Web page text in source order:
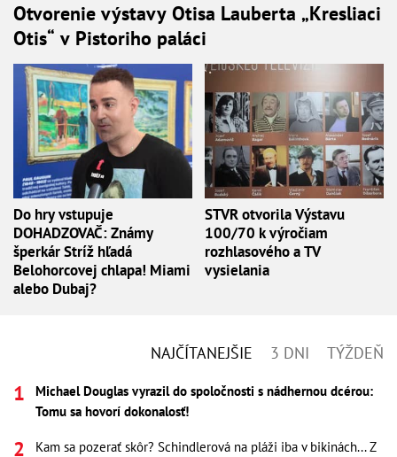
Otvorenie výstavy Otisa Lauberta „Kresliaci
Otis“ v Pistoriho paláci
Do hry vstupuje
DOHADZOVAČ: Známy
šperkár Stríž hľadá
Belohorcovej chlapa! Miami
alebo Dubaj?
STVR otvorila Výstavu
100/70 k výročiam
rozhlasového a TV
vysielania
NAJČÍTANEJŠIE 3 DNI TÝŽDEŇ
Michael Douglas vyrazil do spoločnosti s nádhernou dcérou:
Tomu sa hovorí dokonalosť!
Kam sa pozerať skôr? Schindlerová na pláži iba v bikinách... Z